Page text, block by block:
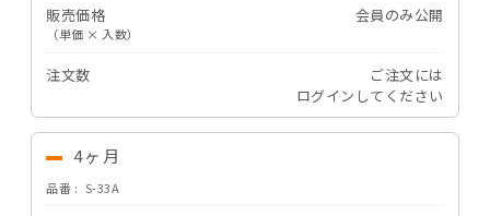
販売価格
（単価 × 入数）
会員のみ公開
注文数
ご注文には
ログイン してください
4ヶ月
品番 S-33A